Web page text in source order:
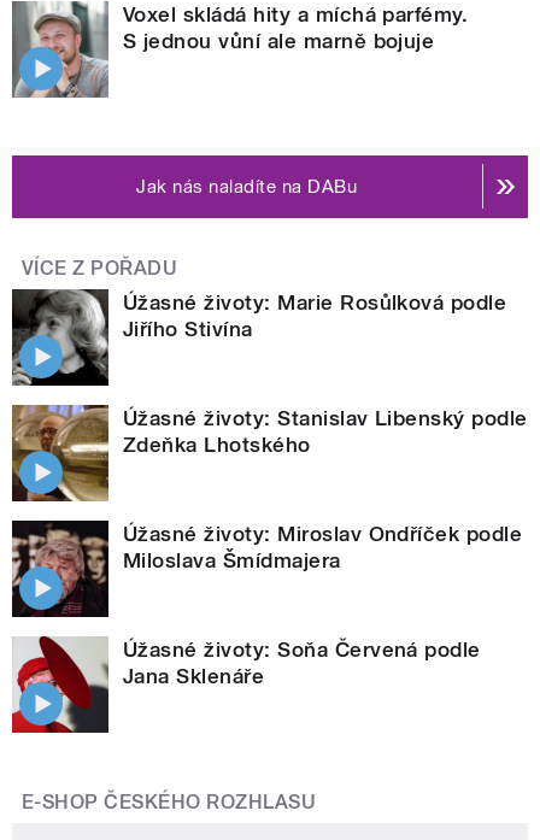
Voxel skládá hity a míchá parfémy.
S jednou vůní ale marně bojuje
Jak nás naladíte na DABu
VÍCE Z POŘADU
Úžasné životy: Marie Rosůlková podle
Jiřího Stivína
Úžasné životy: Stanislav Libenský podle
Zdeňka Lhotského
Úžasné životy: Miroslav Ondříček podle
Miloslava Šmídmajera
Úžasné životy: Soňa Červená podle
Jana Sklenáře
E-SHOP ČESKÉHO ROZHLASU